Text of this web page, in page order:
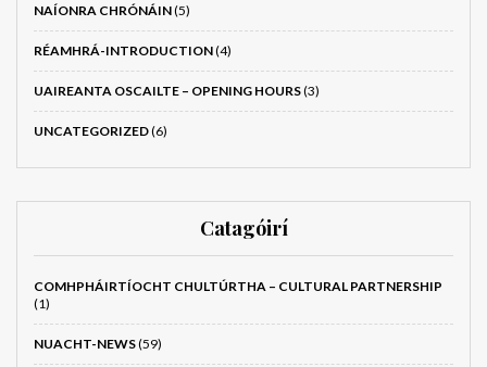
NAÍONRA CHRÓNÁIN(5)
RÉAMHRÁ-INTRODUCTION(4)
UAIREANTA OSCAILTE – OPENING HOURS(3)
UNCATEGORIZED(6)
Catagóirí
COMHPHÁIRTÍOCHT CHULTÚRTHA – CULTURAL PARTNERSHIP
(1)
NUACHT-NEWS(59)